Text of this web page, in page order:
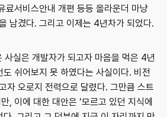
료서비스안내 개편 등등 올라운더 마냥
남겼다. 그리고 이제는 4년차가 되었다.
실은 개발자가 되고자 마음을 먹은 4년
쉬어보지 못 하였다는 사실이다. 비전
자 오로지 전력으로 달렸다. 그만큼 스트
, 이에 대한 대안은 ‘모르고 있던 지식에